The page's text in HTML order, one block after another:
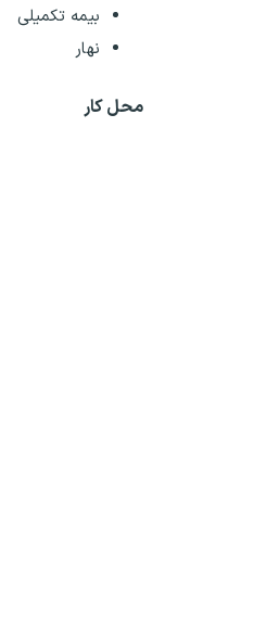
بیمه تکمیلی
نهار
محل کار